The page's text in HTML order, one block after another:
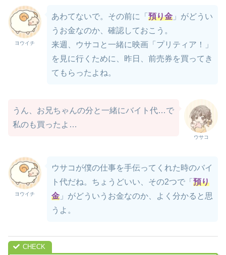
ヨウイチ
あわてないで。その前に「 預り金」がどうい
うお金なのか、確認しておこう。
来週、ウサコと一緒に映画「プリティア！」
を見に行くために、昨日、前売券を買ってき
てもらったよね。
ウサコ
うん、お兄ちゃんの分と一緒にバイト代…で
私のも買ったよ…
ヨウイチ
ウサコが僕の仕事を手伝ってくれた時のバイ
ト代だね。ちょうどいい、その2つで「 預り
金」がどういうお金なのか、よく分かると思
うよ。